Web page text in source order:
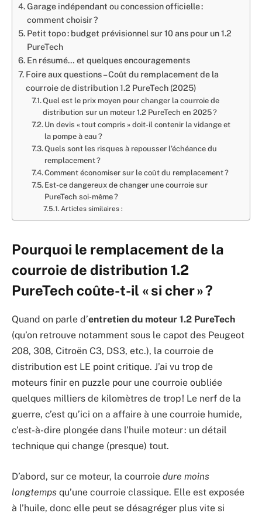
Garage indépendant ou concession officielle :
comment choisir ?
Petit topo : budget prévisionnel sur 10 ans pour un 1.2
PureTech
En résumé… et quelques encouragements
Foire aux questions – Coût du remplacement de la
courroie de distribution 1.2 PureTech (2025)
Quel est le prix moyen pour changer la courroie de
distribution sur un moteur 1.2 PureTech en 2025 ?
Un devis « tout compris » doit-il contenir la vidange et
la pompe à eau ?
Quels sont les risques à repousser l’échéance du
remplacement ?
Comment économiser sur le coût du remplacement ?
Est-ce dangereux de changer une courroie sur
PureTech soi-même ?
Articles similaires :
Pourquoi le remplacement de la
courroie de distribution 1.2
PureTech coûte-t-il « si cher » ?
Quand on parle d’entretien du moteur 1.2 PureTech
(qu’on retrouve notamment sous le capot des Peugeot
208, 308, Citroën C3, DS3, etc.), la courroie de
distribution est LE point critique. J’ai vu trop de
moteurs finir en puzzle pour une courroie oubliée
quelques milliers de kilomètres de trop ! Le nerf de la
guerre, c’est qu’ici on a affaire à une courroie humide,
c’est-à-dire plongée dans l’huile moteur : un détail
technique qui change (presque) tout.
D’abord, sur ce moteur, la courroie dure moins
longtemps qu’une courroie classique. Elle est exposée
à l’huile, donc elle peut se désagréger plus vite si